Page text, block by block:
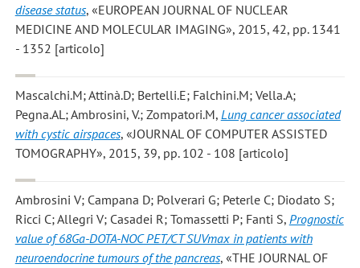
disease status, «EUROPEAN JOURNAL OF NUCLEAR
MEDICINE AND MOLECULAR IMAGING», 2015, 42, pp. 1341
- 1352 [articolo]
Mascalchi.M; Attinà.D; Bertelli.E; Falchini.M; Vella.A;
Pegna.AL; Ambrosini, V.; Zompatori.M, Lung cancer associated
with cystic airspaces, «JOURNAL OF COMPUTER ASSISTED
TOMOGRAPHY», 2015, 39, pp. 102 - 108 [articolo]
Ambrosini V; Campana D; Polverari G; Peterle C; Diodato S;
Ricci C; Allegri V; Casadei R; Tomassetti P; Fanti S, Prognostic
value of 68Ga-DOTA-NOC PET/CT SUVmax in patients with
neuroendocrine tumours of the pancreas, «THE JOURNAL OF